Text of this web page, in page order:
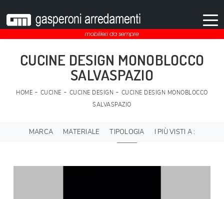
CUCINE DESIGN MONOBLOCCO
SALVASPAZIO
HOME - CUCINE - CUCINE DESIGN - CUCINE DESIGN MONOBLOCCO
SALVASPAZIO
MARCA MATERIALE TIPOLOGIA I PIÙ VISTI A :